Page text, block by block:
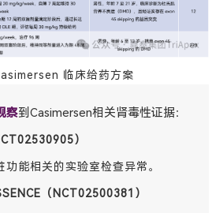
临床给药方案
察到Casimersen相关肾毒性证据：
）
功能相关的实验室检查异常。
（NCT02500381）